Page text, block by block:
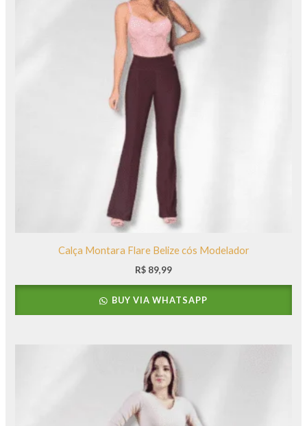
Calça Montara Flare Belize cós Modelador
R$ 89,99
BUY VIA WHATSAPP